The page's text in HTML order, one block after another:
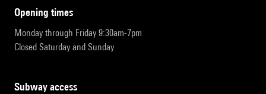
opening times
Monday through Friday 9:30am-7pm
Closed Saturday and Sunday
subway access